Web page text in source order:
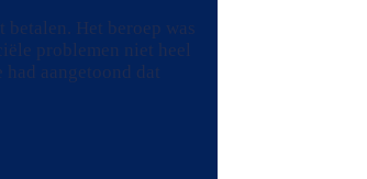
Het beroep was
problemen niet heel
aangetoond dat